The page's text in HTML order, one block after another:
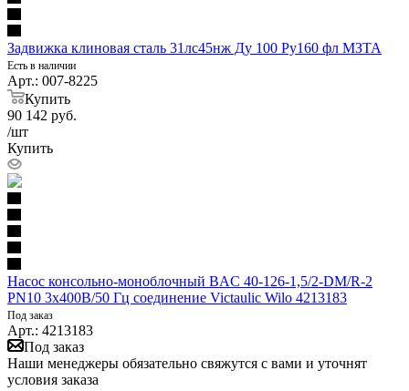
Задвижка клиновая сталь 31лс45нж Ду 100 Ру160 фл МЗТА
Есть в наличии
Арт.: 007-8225
Купить
90 142 руб.
/шт
Купить
Насос консольно-моноблочный BAC 40-126-1,5/2-DM/R-2
PN10 3х400В/50 Гц соединение Victaulic Wilo 4213183
Под заказ
Арт.: 4213183
Под заказ
Наши менеджеры обязательно свяжутся с вами и уточнят
условия заказа